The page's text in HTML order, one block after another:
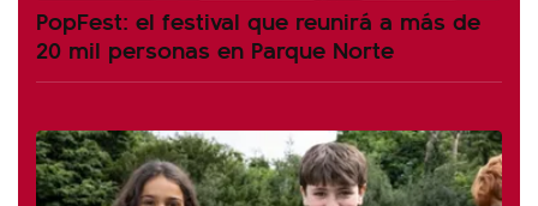
PopFest: el festival que reunirá a más de
20 mil personas en Parque Norte